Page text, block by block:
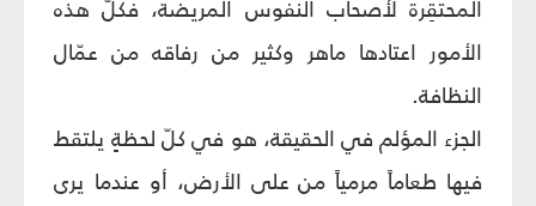
المحتقِرة لأصحاب النفوس المريضة، فكلّ هذه
الأمور اعتادها ماهر وكثير من رفاقه من عمّال
النظافة.
الجزء المؤلم في الحقيقة، هو في كلّ لحظةٍ يلتقط
فيها طعاماً مرمياً من على الأرض، أو عندما يرى